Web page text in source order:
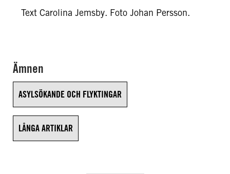
Text Carolina Jemsby. Foto Johan Persson.
Ämnen
ASYLSÖKANDE OCH FLYKTINGAR
LÅNGA ARTIKLAR